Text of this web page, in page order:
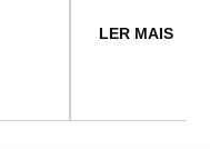
LER MAIS